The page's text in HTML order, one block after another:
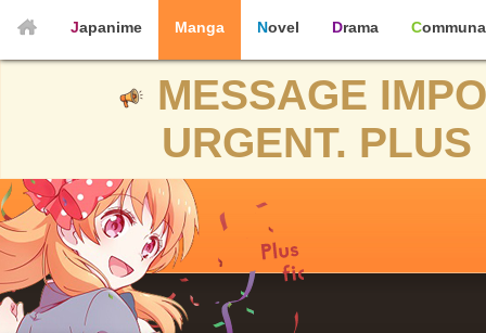
Japanime Manga Novel Drama
MESSAGE
URGENT.